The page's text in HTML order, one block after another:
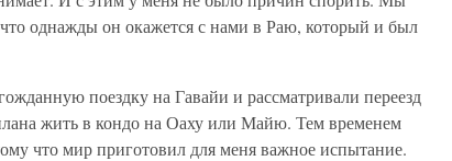
однажды он окажется с нами в Раю, который и был
поездку на Гавайи и рассматривали переезд
жить в кондо на Оаху или Майю. Тем временем
что мир приготовил для меня важное испытание.